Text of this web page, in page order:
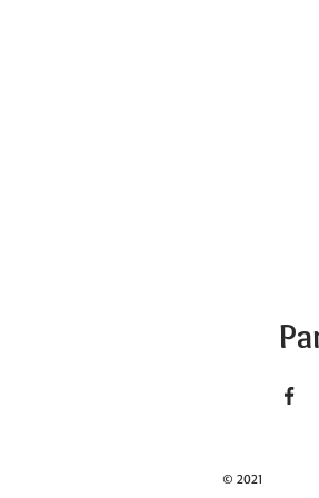
© 2021